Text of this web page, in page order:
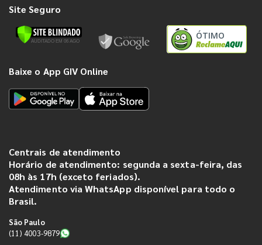
Site Seguro
ÓTIMO
Baixe o App GIV Online
Centrais de atendimento
Horário de atendimento: segunda a sexta-feira, das
08h às 17h (exceto feriados).
Atendimento via WhatsApp disponível para todo o
Brasil.
São Paulo
(11) 4003-9879